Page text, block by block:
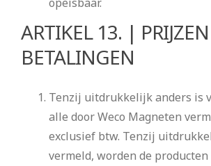
ARTIKEL 13. |
BETALINGEN
Tenzij uitdrukkelijk anders is
alle door Weco Magneten
exclusief btw. Tenzij
vermeld, worden de